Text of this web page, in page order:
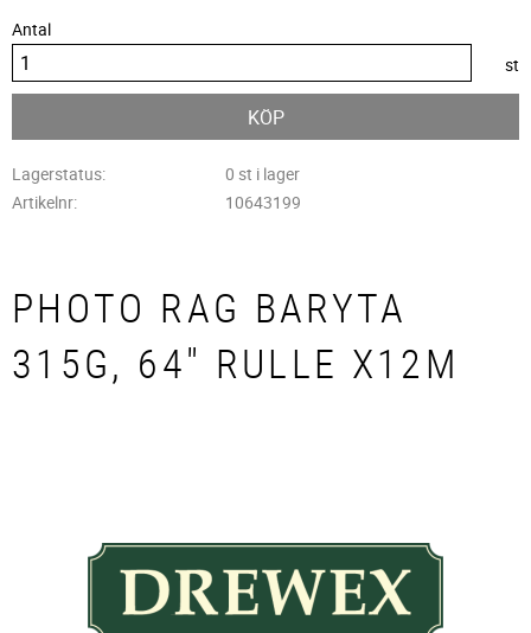
Antal
st
KÖP
Lagerstatus
0 st i lager
Artikelnr
10643199
PHOTO RAG BARYTA
315G, 64" RULLE X12M